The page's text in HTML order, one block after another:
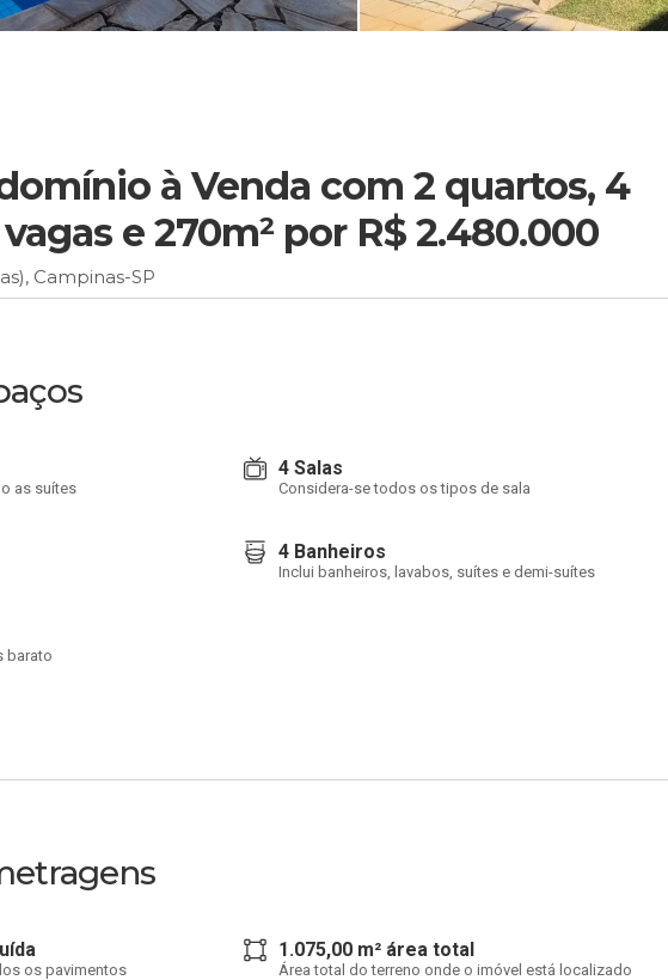
à Venda com 2 quartos, 4
e 270m² por R$ 2.480.000
Campinas-SP
as suítes
4 Salas
Considera-se todos os tipos de sala
4 Banheiros
Inclui banheiros, lavabos, suítes e demi-suítes
barato
os pavimentos
1.075,00 m² área total
Área total do terreno onde o imóvel está localizado